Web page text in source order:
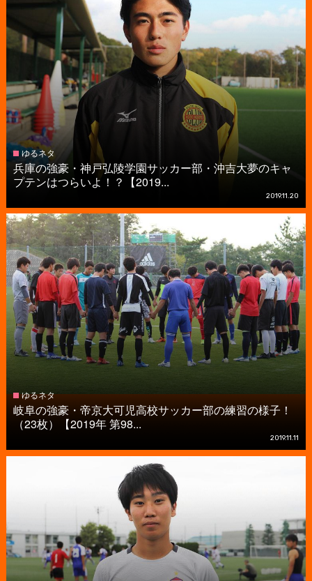
ゆるネタ
兵庫の強豪・神戸弘陵学園サッカー部・沖吉大夢のキャ
プテンはつらいよ！？【2019...
2019.11.20
ゆるネタ
岐阜の強豪・帝京大可児高校サッカー部の練習の様子！
（23枚）【2019年 第98...
2019.11.11